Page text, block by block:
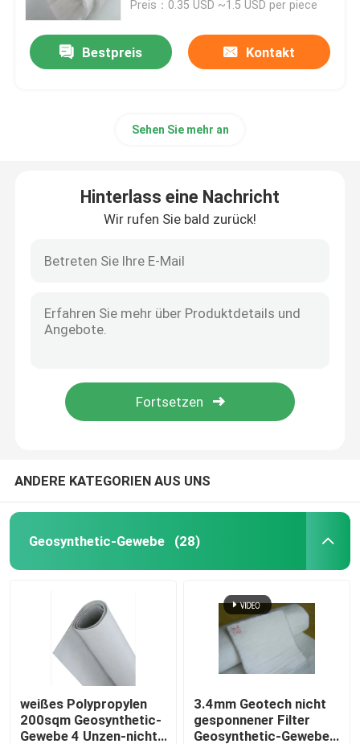
Produkte
Videos
Preis：0.35 USD ~1.5 USD per piece
Bestpreis Kontakt
Sehen Sie mehr an
Hinterlass eine Nachricht
Wir rufen Sie bald zurück!
ANDERE KATEGORIEN AUS UNS
Geosynthetic-Gewebe (28)
weißes Polypropylen
200sqm Geosynthetic-
Gewebe 4 Unzen-nicht
3.4mm Geotech nicht
gesponnener Filter
Geosynthetic-Gewebe-